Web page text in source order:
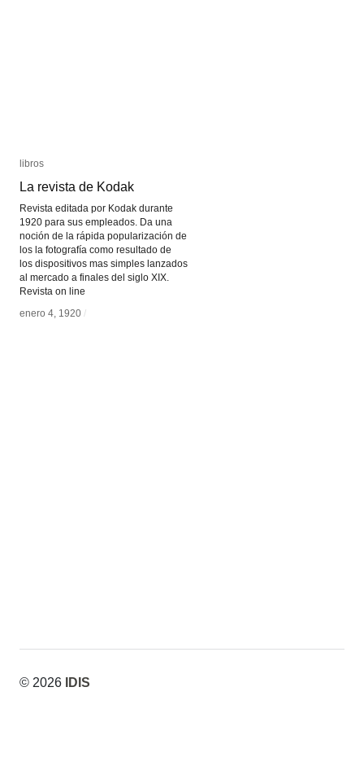
libros
La revista de Kodak
Revista editada por Kodak durante
1920 para sus empleados. Da una
noción de la rápida popularización de
los la fotografía como resultado de
los dispositivos mas simples lanzados
al mercado a finales del siglo XIX.
Revista on line
enero 4, 1920 /
libros
La revista de Kodak
enero 4, 1920 /
© 2026 IDIS